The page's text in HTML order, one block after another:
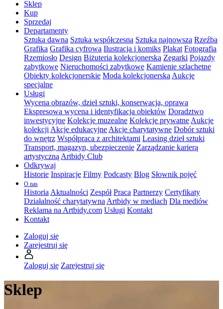
Sklep
Kup
Sprzedaj
Departamenty
Sztuka dawna Sztuka współczesna Sztuka najnowsza Rzeźba
Grafika Grafika cyfrowa Ilustracja i komiks Plakat Fotografia
Rzemiosło Design Biżuteria kolekcjonerska Zegarki Pojazdy
zabytkowe Nieruchomości zabytkowe Kamienie szlachetne
Obiekty kolekcjonerskie Moda kolekcjonerska Aukcje
specjalne
Usługi
Wycena obrazów, dzieł sztuki, konserwacja, oprawa
Ekspresowa wycena i identyfikacja obiektów Doradztwo
inwestycyjne Kolekcje muzealne Kolekcje prywatne Aukcje
kolekcji Akcje edukacyjne Akcje charytatywne Dobór sztuki
do wnętrz Współpraca z architektami Leasing dzieł sztuki
Transport, magazyn, ubezpieczenie Zarządzanie karierą
artystyczną Artbidy Club
Odkrywaj
Historie Inspiracje Filmy Podcasty Blog Słownik pojęć
O nas
Historia Aktualności Zespół Praca Partnerzy Certyfikaty
Działalność charytatywna Artbidy w mediach Dla mediów
Reklama na Artbidy.com Usługi Kontakt
Kontakt
Zaloguj się
Zarejestruj się
Zaloguj się Zarejestruj się
Sklep